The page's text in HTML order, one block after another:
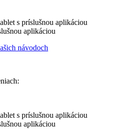
s príslušnou aplikáciou
aplikáciou
návodoch
s príslušnou aplikáciou
aplikáciou